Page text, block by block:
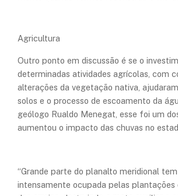
Agricultura
Outro ponto em discussão é se o
determinadas atividades agrícolas, com
alterações da vegetação nativa,
solos e o processo de escoamento da
geólogo Rualdo Menegat, esse foi um
aumentou o impacto das chuvas no
“Grande parte do planalto meridional
intensamente ocupada pelas plantações